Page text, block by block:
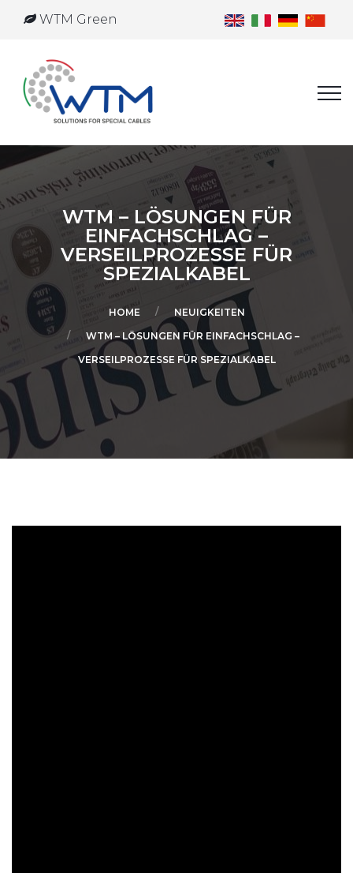
WTM Green
WTM – LÖSUNGEN FÜR
EINFACHSCHLAG –
VERSEILPROZESSE FÜR
SPEZIALKABEL
HOME
NEUIGKEITEN
WTM – LÖSUNGEN FÜR EINFACHSCHLAG –
VERSEILPROZESSE FÜR SPEZIALKABEL